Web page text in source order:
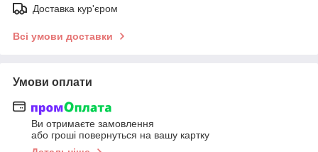
Доставка кур'єром
Всі умови доставки
Умови оплати
Ви отримаєте замовлення
або гроші повернуться на вашу картку